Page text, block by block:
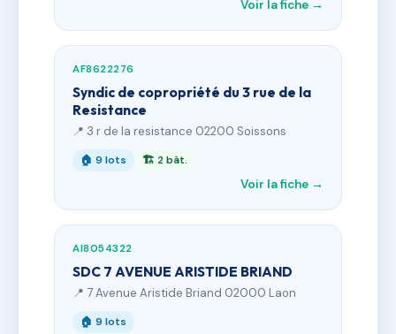
Voir la fiche →
AF8622276
Syndic de copropriété du 3 rue de la
Resistance
📍 3 r de la resistance 02200 Soissons
🏠 9 lots 🏗 2 bât.
Voir la fiche →
AI8054322
SDC 7 AVENUE ARISTIDE BRIAND
📍 7 Avenue Aristide Briand 02000 Laon
🏠 9 lots